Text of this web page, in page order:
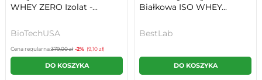
WHEY ZERO Izolat -...
BioTechUSA
Cena regularna:379,00 zł -2% (9,10 zł)
DO KOSZYKA
Białkowa ISO WHEY...
BestLab
DO KOSZYKA